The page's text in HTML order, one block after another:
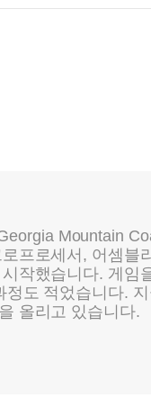
Mountain
프로세서, 어셈블
작했습니다. 게임
정도 적었습니다.
올리고 있습니다.